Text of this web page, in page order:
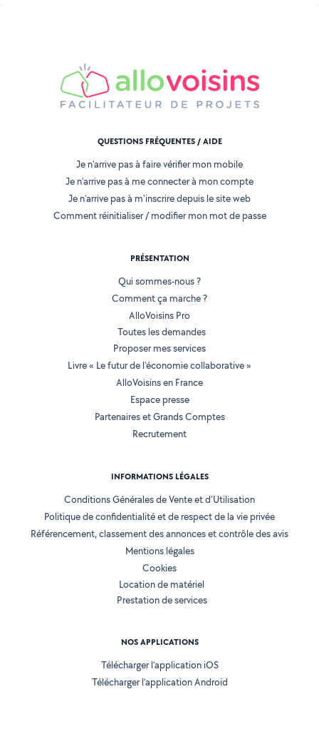
QUESTIONS FRÉQUENTES / AIDE
Je n'arrive pas à faire vérifier mon mobile
Je n'arrive pas à me connecter à mon compte
Je n'arrive pas à m'inscrire depuis le site web
Comment réinitialiser / modifier mon mot de passe
PRÉSENTATION
Qui sommes-nous ?
Comment ça marche ?
AlloVoisins Pro
Toutes les demandes
Proposer mes services
Livre « Le futur de l'économie collaborative »
AlloVoisins en France
Espace presse
Partenaires et Grands Comptes
Recrutement
INFORMATIONS LÉGALES
Conditions Générales de Vente et d'Utilisation
Politique de confidentialité et de respect de la vie privée
Référencement, classement des annonces et contrôle des avis
Mentions légales
Cookies
Location de matériel
Prestation de services
NOS APPLICATIONS
Télécharger l’application iOS
Télécharger l’application Android